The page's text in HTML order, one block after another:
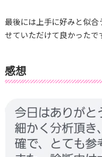
最後には上手に好みと似
せていただけて良かったで
感想